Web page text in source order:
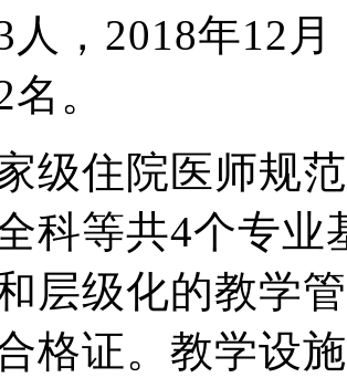
人，2018年12
。
级住院医师规
科等共4个专业
层级化的教学
格证。教学设